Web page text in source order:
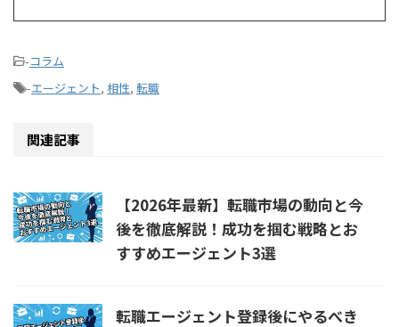
-コラム
-エージェント, 相性, 転職
関連記事
【2026年最新】転職市場の動向と今
後を徹底解説！成功を掴む戦略とお
すすめエージェント3選
転職エージェント登録後にやるべき